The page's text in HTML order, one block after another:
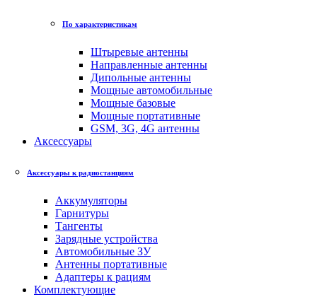
По характеристикам
Штыревые антенны
Направленные антенны
Дипольные антенны
Мощные автомобильные
Мощные базовые
Мощные портативные
GSM, 3G, 4G антенны
Аксессуары
Аксессуары к радиостанциям
Аккумуляторы
Гарнитуры
Тангенты
Зарядные устройства
Автомобильные ЗУ
Антенны портативные
Адаптеры к рациям
Комплектующие